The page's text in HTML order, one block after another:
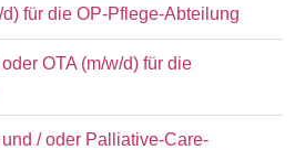
für die OP-Pflege-Abteilung
OTA (m/w/d) für die
/ oder Palliative-Care-